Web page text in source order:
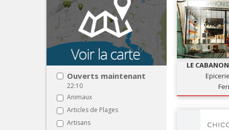
Ouverts maintenant
22:10
Animaux
Articles de Plages
Artisans
LE